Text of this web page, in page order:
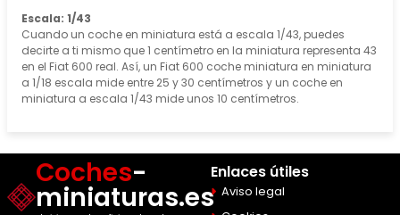
Escala: 1/43
Cuando un coche en miniatura está a escala 1/43, puedes
decirte a ti mismo que 1 centímetro en la miniatura representa 43
en el Fiat 600 real. Así, un Fiat 600 coche miniatura en miniatura
a 1/18 escala mide entre 25 y 30 centímetros y un coche en
miniatura a escala 1/43 mide unos 10 centímetros.
Coches-
miniaturas.es
Enlaces útiles
Aviso legal